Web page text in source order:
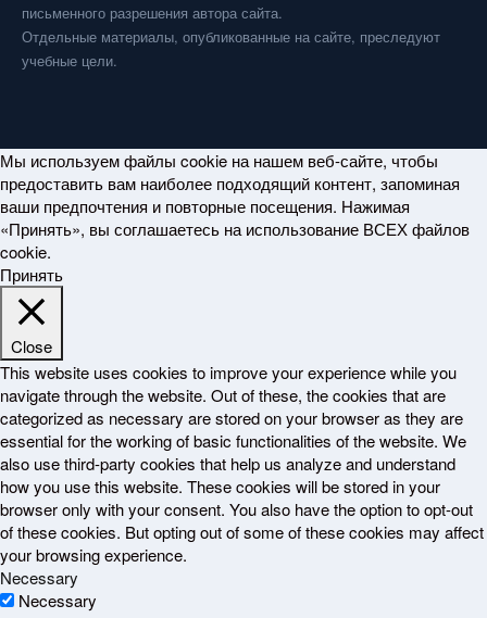
письменного разрешения автора сайта.
Отдельные материалы, опубликованные на сайте, преследуют
учебные цели.
Мы используем файлы cookie на нашем веб-сайте, чтобы
предоставить вам наиболее подходящий контент, запоминая
ваши предпочтения и повторные посещения. Нажимая
«Принять», вы соглашаетесь на использование ВСЕХ файлов
cookie.
Принять
Close
This website uses cookies to improve your experience while you
navigate through the website. Out of these, the cookies that are
categorized as necessary are stored on your browser as they are
essential for the working of basic functionalities of the website. We
also use third-party cookies that help us analyze and understand
how you use this website. These cookies will be stored in your
browser only with your consent. You also have the option to opt-out
of these cookies. But opting out of some of these cookies may affect
your browsing experience.
Necessary
Necessary